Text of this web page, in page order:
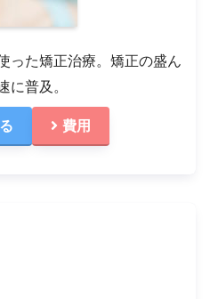
った矯正治療。矯正の盛ん
に普及。
費用